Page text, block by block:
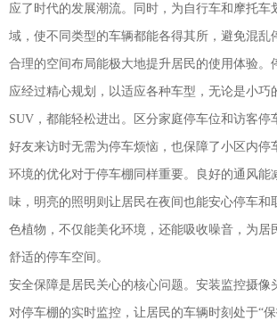
应了时代的发展潮流。同时，为自行车和摩托车
域，使不同类型的车辆都能各得其所，避免混乱
合理的空间布局能极大地提升居民的使用体验。
应经过精心规划，以适应各种车型，无论是小巧
SUV，都能轻松进出。区分家庭停车位和访客停
好友来访时无需为停车烦恼，也保障了小区内停
环境的优化对于停车棚同样重要。良好的通风能
味，明亮的照明则让居民在夜间也能安心停车和
色植物，不仅能美化环境，还能吸收噪音，为居
舒适的停车空间。
安全保障是居民关心的核心问题。安装监控摄像
对停车棚的实时监控，让居民的车辆时刻处于“